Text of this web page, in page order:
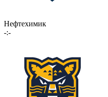
Нефтехимик
-:-